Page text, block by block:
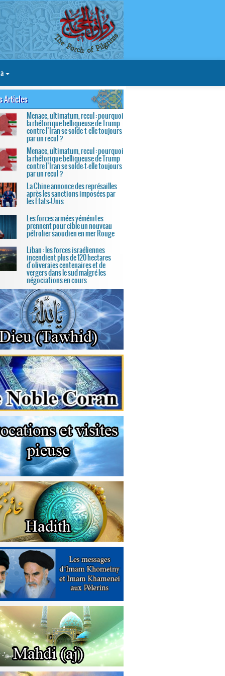
Articles
Menace, ultimatum, recul : pourquoi
la rhétorique belliqueuse de Trump
contre l’Iran se solde-t-elle toujours
par un recul ?
Menace, ultimatum, recul : pourquoi
la rhétorique belliqueuse de Trump
contre l’Iran se solde-t-elle toujours
par un recul ?
La Chine annonce des représailles
après les sanctions imposées par
les États-Unis
Les forces armées yéménites
prennent pour cible un nouveau
pétrolier saoudien en mer Rouge
Liban : les forces israéliennes
incendient plus de 120 hectares
d'oliveraies centenaires et de
vergers dans le sud malgré les
négociations en cours